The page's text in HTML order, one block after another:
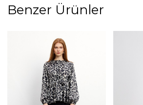
Benzer Ürünler